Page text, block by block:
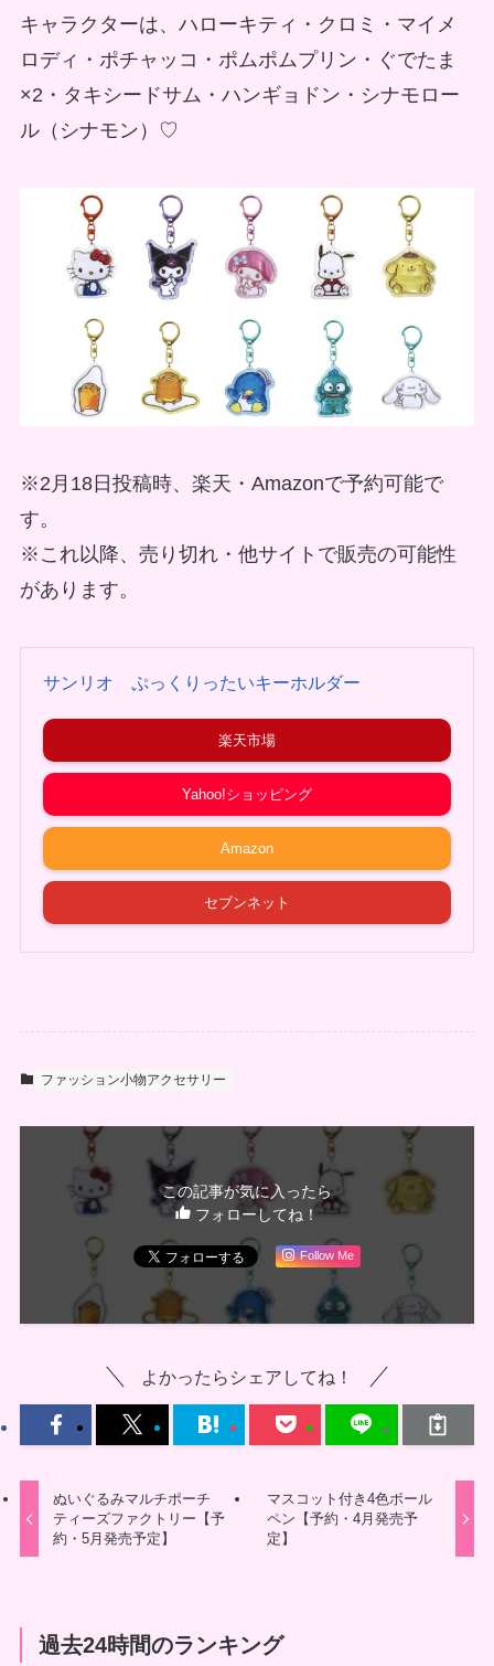
キャラクターは、ハローキティ・クロミ・マイメ
ロディ・ポチャッコ・ポムポムプリン・ぐでたま
×2・タキシードサム・ハンギョドン・シナモロー
ル（シナモン）♡
※2月18日投稿時、楽天・Amazonで予約可能で
す。
※これ以降、売り切れ・他サイトで販売の可能性
があります。
サンリオ ぷっくりったいキーホルダー
楽天市場
Yahoo!ショッピング
Amazon
セブンネット
ファッション小物アクセサリー
この記事が気に入ったら
フォローしてね！
Follow Me
よかったらシェアしてね！
ぬいぐるみマルチポーチ
ティーズファクトリー【予
約・5月発売予定】
マスコット付き4色ボール
ペン【予約・4月発売予
定】
過去24時間のランキング